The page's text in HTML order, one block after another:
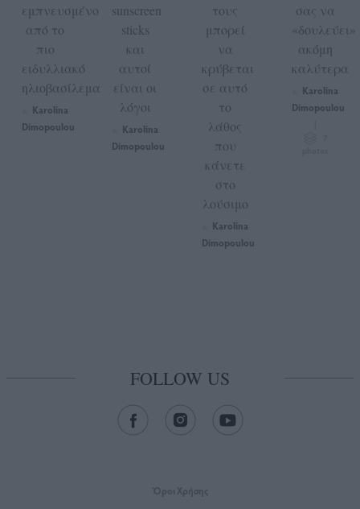
εμπνευσμένo
από το
πιο
ειδυλλιακό
ηλιοβασίλεμα
Karolina
Dimopoulou
sunscreen
sticks
και
αυτοί
είναι οι
λόγοι
Karolina
Dimopoulou
τους
μπορεί
να
κρύβεται
σε αυτό
το
λάθος
που
κάνετε
στο
λούσιμο
Karolina
Dimopoulou
σας να
«δουλεύει»
ακόμη
καλύτερα
Karolina
Dimopoulou
FOLLOW US
Όροι Xρήσης